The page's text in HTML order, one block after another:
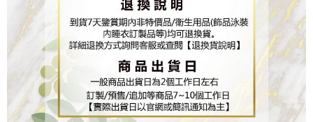
任。
４．使用「AFTEE先享後付」時，將依據個別帳號之用戶狀況，依本公司即
時審查核予不同之上限額度；若仍有額度不足之情形，本公司將視審查結果
請求用戶進行身份認證。
５．嚴禁一人註冊多個帳號或使用他人資訊註冊。若發現惡意使用之情形，
恩沛科技股份有限公司將有權停止該用戶之使用額度並採取法律行動。